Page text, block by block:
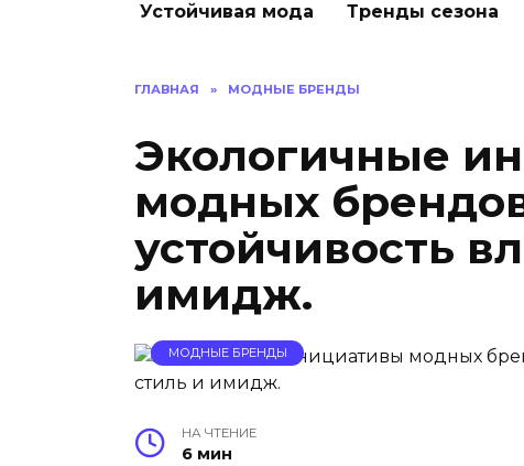
Устойчивая мода Тренды сезона
ГЛАВНАЯ » МОДНЫЕ БРЕНДЫ
Экологичные
модных
устойчивость
имидж.
МОДНЫЕ БРЕНДЫ
НА ЧТЕНИЕ
6 мин